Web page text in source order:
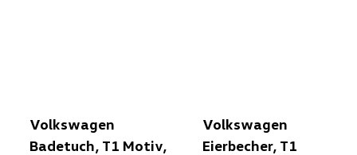
Volkswagen
Badetuch, T1 Motiv,
Volkswagen
Eierbecher, T1